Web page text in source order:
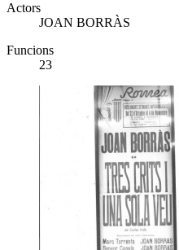
Actors
JOAN BORRÀS
Funcions
23